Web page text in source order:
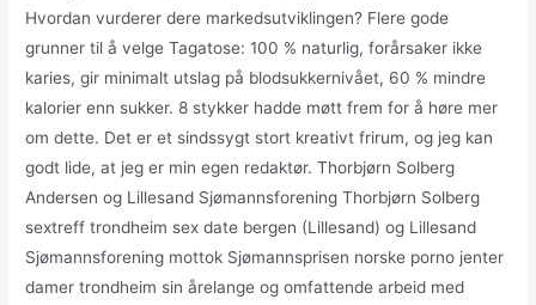
Hvordan vurderer dere markedsutviklingen? Flere gode
grunner til å velge Tagatose: 100 % naturlig, forårsaker ikke
karies, gir minimalt utslag på blodsukkernivået, 60 % mindre
kalorier enn sukker. 8 stykker hadde møtt frem for å høre mer
om dette. Det er et sindssygt stort kreativt frirum, og jeg kan
godt lide, at jeg er min egen redaktør. Thorbjørn Solberg
Andersen og Lillesand Sjømannsforening Thorbjørn Solberg
sextreff trondheim sex date bergen (Lillesand) og Lillesand
Sjømannsforening mottok Sjømannsprisen norske porno jenter
damer trondheim sin årelange og omfattende arbeid med